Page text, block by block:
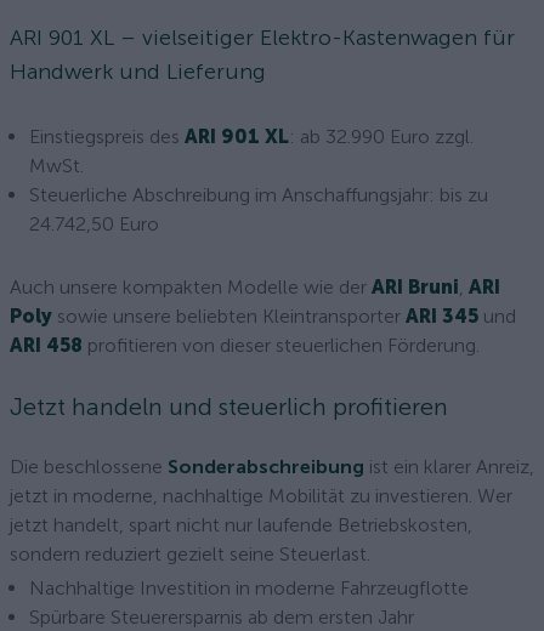
ARI 901 XL – vielseitiger Elektro-Kastenwagen für
Handwerk und Lieferung
Einstiegspreis des ARI 901 XL: ab 32.990 Euro zzgl.
MwSt.
Steuerliche Abschreibung im Anschaffungsjahr: bis zu
24.742,50 Euro
Auch unsere kompakten Modelle wie der ARI Bruni, ARI
Poly sowie unsere beliebten Kleintransporter ARI 345 und
ARI 458 profitieren von dieser steuerlichen Förderung.
Jetzt handeln und steuerlich profitieren
Die beschlossene Sonderabschreibung ist ein klarer Anreiz,
jetzt in moderne, nachhaltige Mobilität zu investieren. Wer
jetzt handelt, spart nicht nur laufende Betriebskosten,
sondern reduziert gezielt seine Steuerlast.
Nachhaltige Investition in moderne Fahrzeugflotte
Spürbare Steuerersparnis ab dem ersten Jahr